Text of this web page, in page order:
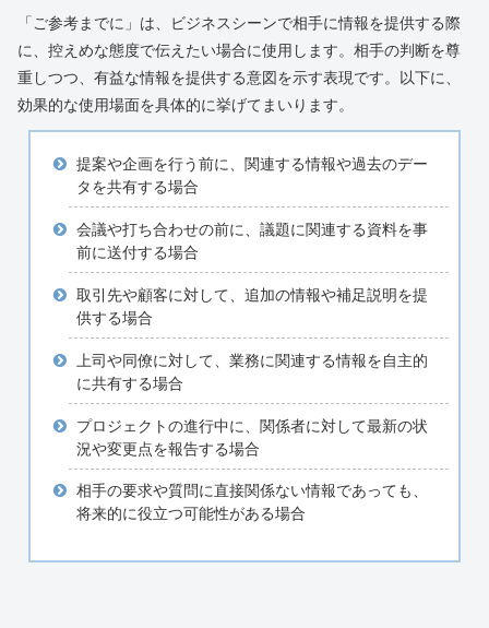
「ご参考までに」は、ビジネスシーンで相手に情報を提供する際
に、控えめな態度で伝えたい場合に使用します。相手の判断を尊
重しつつ、有益な情報を提供する意図を示す表現です。以下に、
効果的な使用場面を具体的に挙げてまいります。
提案や企画を行う前に、関連する情報や過去のデー
タを共有する場合
会議や打ち合わせの前に、議題に関連する資料を事
前に送付する場合
取引先や顧客に対して、追加の情報や補足説明を提
供する場合
上司や同僚に対して、業務に関連する情報を自主的
に共有する場合
プロジェクトの進行中に、関係者に対して最新の状
況や変更点を報告する場合
相手の要求や質問に直接関係ない情報であっても、
将来的に役立つ可能性がある場合